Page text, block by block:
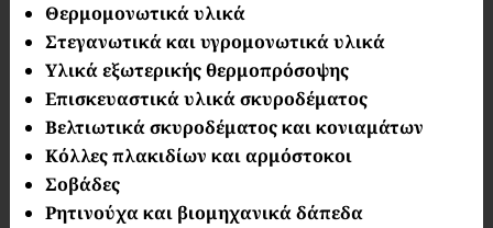
Θερμομονωτικά υλικά
Στεγανωτικά και υγρομονωτικά υλικά
Υλικά εξωτερικής θερμοπρόσοψης
Επισκευαστικά υλικά σκυροδέματος
Βελτιωτικά σκυροδέματος και κονιαμάτων
Κόλλες πλακιδίων και αρμόστοκοι
Σοβάδες
Ρητινούχα και βιομηχανικά δάπεδα